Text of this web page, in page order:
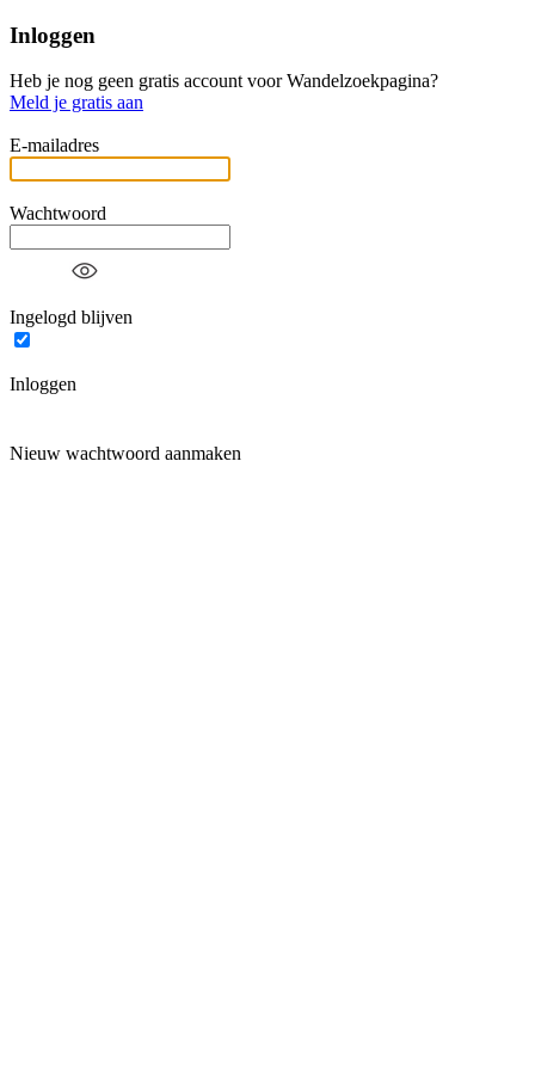
Inloggen
Heb je nog geen gratis account voor Wandelzoekpagina?
Meld je gratis aan
E-mailadres
Wachtwoord
Ingelogd blijven
Inloggen
Nieuw wachtwoord aanmaken